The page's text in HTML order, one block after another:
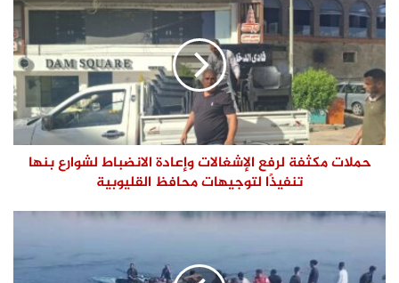
حملات مكثفة لرفع الإشغالات وإعادة الانضباط لشوارع بنها
تنفيذًا لتوجيهات محافظ القليوبية